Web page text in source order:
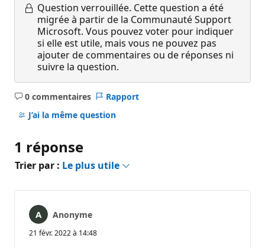
Question verrouillée. Cette question a été
migrée à partir de la Communauté Support
Microsoft. Vous pouvez voter pour indiquer
si elle est utile, mais vous ne pouvez pas
ajouter de commentaires ou de réponses ni
suivre la question.
0 commentaires
Aucun
commentaire
Rapport
J’ai la même question
1 réponse
Trier par : Le plus utile
Anonyme
21 févr. 2022 à 14:48